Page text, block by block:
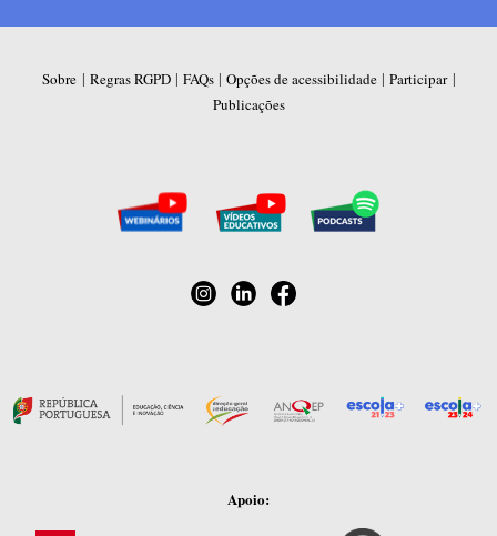
Sobre | Regras RGPD| FAQs| Opções de acessibilidade| Participar|
Publicações
Apoio: